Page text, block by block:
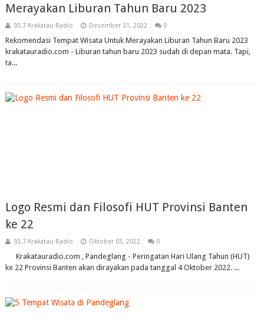
Merayakan Liburan Tahun Baru 2023
93,7 Krakatau Radio Desember 31, 2022 0
Rekomendasi Tempat Wisata Untuk Merayakan Liburan Tahun Baru 2023
krakatauradio.com - Liburan tahun baru 2023 sudah di depan mata. Tapi,
ta...
Logo Resmi dan Filosofi HUT Provinsi Banten
ke 22
93,7 Krakatau Radio Oktober 03, 2022 0
Krakatauradio.com , Pandeglang - Peringatan Hari Ulang Tahun (HUT)
ke 22 Provinsi Banten akan dirayakan pada tanggal 4 Oktober 2022. ...